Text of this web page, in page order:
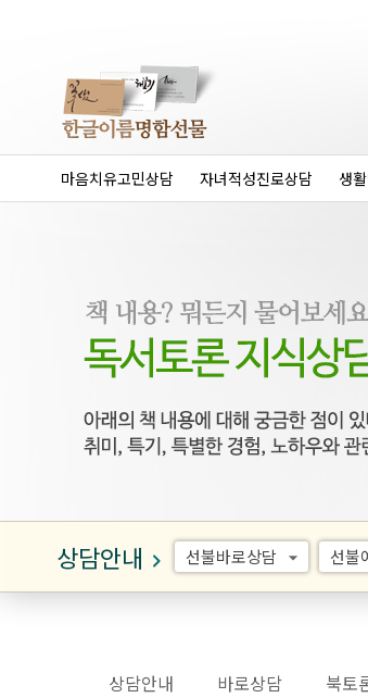
마음치유고민상담 자녀적성진로상담 생
상담안내 keyboard_arrow_right 선불바로상담 arrow_drop_down 선불
상담안내 바로상담 북토